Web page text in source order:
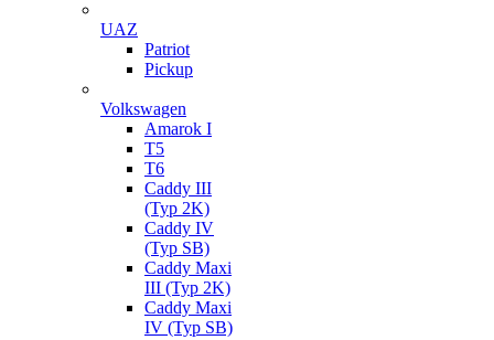
UAZ
Patriot
Pickup
Volkswagen
Amarok I
T5
T6
Caddy III
(Typ 2K)
Caddy IV
(Typ SB)
Caddy Maxi
III (Typ 2K)
Caddy Maxi
IV (Typ SB)